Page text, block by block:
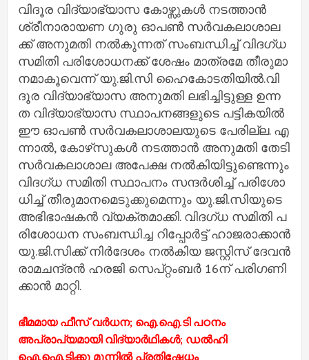
വി​ദൂ​ര വി​ദ്യാ​ഭ്യാ​സ കോ​ഴ്സു​ക​ള്‍ ന​ട​ത്താ​ന്‍
ശ്രീ​നാ​രാ​യ​ണ ഗു​രു ഓ​പ​ണ്‍ സ​ര്‍​വ​ക​ലാ​ശാ​ല​
ക്ക് അ​നു​മ​തി ന​ല്‍​കു​ന്ന​ത്​ സം​ബ​ന്ധി​ച്ച്‌​ വി​ദ​ഗ്​​ധ
സ​മി​തി പ​രി​ശോ​ധ​ന​ക്ക്​ ശേ​ഷം മാ​ത്ര​മേ തീ​രു​മാ​
ന​മാ​കൂ​വെ​ന്ന്​ യു.​ജി.​സി ഹൈ​കോ​ട​തി​യി​ല്‍.വി​
ദൂ​ര വി​ദ്യാ​ഭ്യാ​സ അ​നു​മ​തി ല​ഭി​ച്ചി​ട്ടു​ള്ള ഉ​ന്ന​
ത വി​ദ്യാ​ഭ്യാ​സ സ്ഥാ​പ​ന​ങ്ങ​ളു​ടെ പ​ട്ടി​ക​യി​ല്‍
ഈ ​ഓ​പ​ണ്‍ സ​ര്‍​വ​ക​ലാ​ശാ​ല​യു​ടെ പേ​രി​ല്ല. എ​
ന്നാ​ല്‍, കോ​ഴ്​​സു​ക​ള്‍ ന​ട​ത്താ​ന്‍ അ​നു​മ​തി തേ​ടി
സ​ര്‍​വ​ക​ലാ​ശാ​ല അ​പേ​ക്ഷ ന​ല്‍​കി​യി​ട്ടു​ണ്ടെ​ന്നും
വി​ദ​ഗ്​​ധ സ​മി​തി സ്ഥാ​പ​നം സ​ന്ദ​ര്‍​ശി​ച്ച്‌​ പ​രി​ശോ​
ധി​ച്ച്‌​ തീ​രു​മാ​ന​മെ​ടു​ക്കു​മെ​ന്നും യു.​ജി.​സി​യു​ടെ
അ​ഭി​ഭാ​ഷ​ക​ന്‍ വ്യ​ക്​​ത​മാ​ക്കി. വി​ദ​ഗ്​​ധ സ​മി​തി പ​
രി​ശോ​ധ​ന സം​ബ​ന്ധി​ച്ച റി​പ്പോ​ര്‍​ട്ട്​ ഹാ​ജ​രാ​ക്കാ​ന്‍
യു.​ജി.​സി​ക്ക്​ നി​ര്‍​ദേ​ശം ന​ല്‍​കി​യ ജ​സ്റ്റി​സ്​ ദേ​വ​ന്‍
രാ​മ​ച​ന്ദ്ര​ന്‍ ഹ​ര​ജി സെ​പ്​​റ്റം​ബ​ര്‍ 16ന്​ ​പ​രി​ഗ​ണി​
ക്കാ​ന്‍ മാ​റ്റി.
ഭീമമായ ഫീസ് വര്‍ധന; ഐ.​ഐ.ടി പഠനം
അപ്രാപ്യമായി വിദ്യാര്‍ഥികള്‍; ഡല്‍ഹി
ഐ.ഐ.ടിക്കു മുന്നില്‍ പ്രതിഷേധം